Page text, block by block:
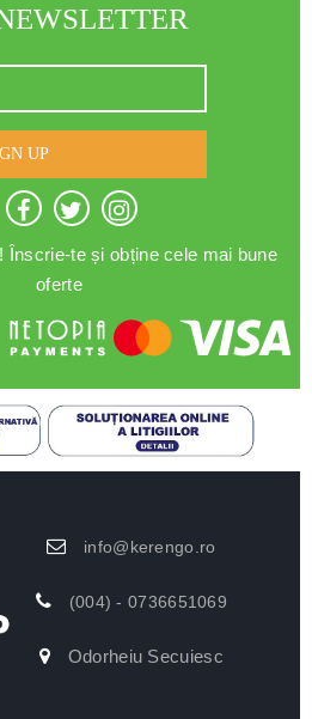
UP
Înscrie-te și obține cele mai bune
oferte
info@kerengo.ro
(004) - 0736651069
Odorheiu Secuiesc